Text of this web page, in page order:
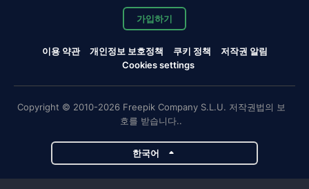
가입하기
이용 약관 개인정보 보호정책 쿠키 정책
저작권 알림
Cookies settings
Copyright © 2010-2026 Freepik Company S.L.U. 저작권법의 보
호를 받습니다..
한국어